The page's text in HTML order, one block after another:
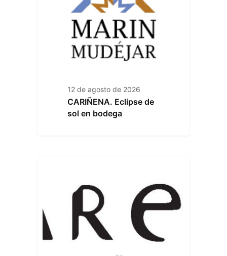
12 de agosto de 2026
CARIÑENA. Eclipse de
sol en bodega